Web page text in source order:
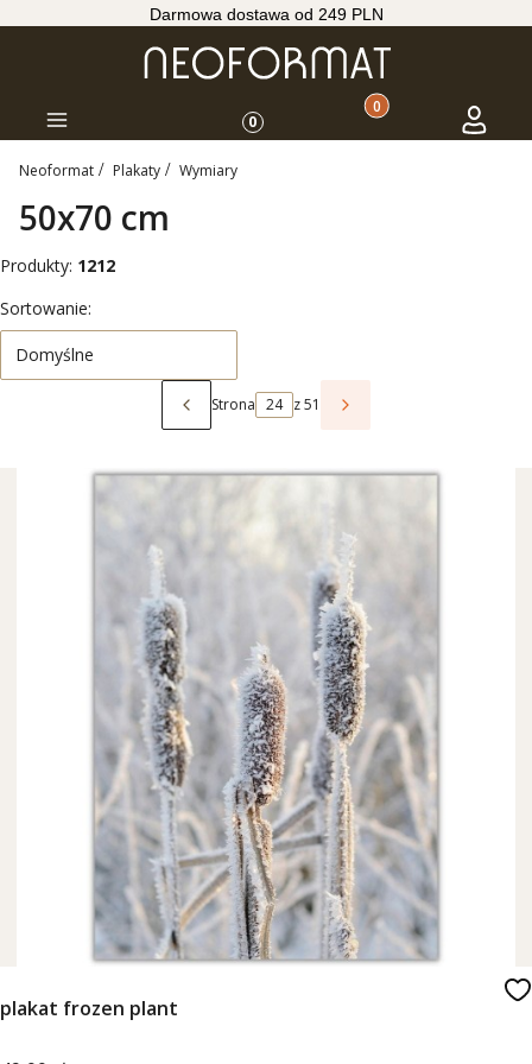
Darmowa dostawa od 249 PLN
Menu 0 Produkty w koszyku:
Koszyk Zaloguj
Neoformat Plakaty Wymiary
50x70 cm
Produkty: 1212
Lista produktów
Sortowanie:
Domyślne
Poprzednie produkty
Strona z 51 Następne produkty
plakat frozen plant